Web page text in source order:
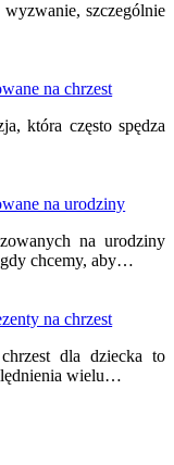
szczególnie
na chrzest
która często spędza
na urodziny
na urodziny
chcemy, aby…
na chrzest
dla dziecka to
wielu…